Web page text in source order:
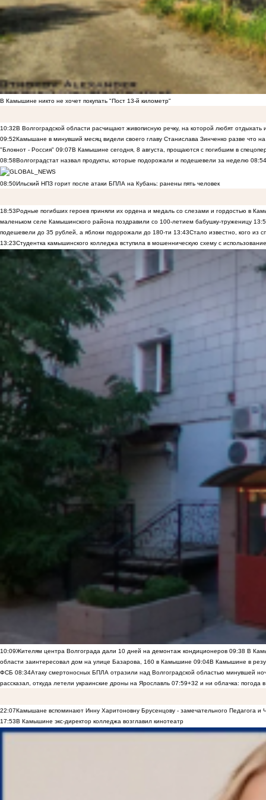
В Камышине никто не хочет покупать "Пост 13-й километр"
10:32В Волгоградской области расчищают живописную речку, на которой любят отдыхать
09:52Камышане в минувший месяц видели своего главу Станислава Зинченко разве что
"Блокнот - Россия" 09:07В Камышине сегодня, 8 августа, прощаются с погибшим в
08:58Волгоградстат назвал продукты, которые подорожали и подешевели за неделю 08:54
08:50Ильский НПЗ горит после атаки БПЛА на Кубань: ранены пять человек
18:53Родные погибших героев приняли их ордена и медаль со слезами и гордостью в
маленьком селе Камышинского района поздравили со 100-летием бабушку-труженицу
подешевели до 35 рублей, а яблоки подорожали до 180-ти 13:43Стало известно, кого из
13:23Студентка камышинского колледжа вступила в мошенническую схему с
10:09Жителям центра Волгограда дали 10 дней на демонтаж кондиционеров 09:38 В
области заинтересовал дом на улице Базарова, 160 в Камышине 09:04В Камышине в
ФСБ 08:34Атаку смертоносных БПЛА отразили над Волгоградской областью минувшей
рассказал, откуда летели украинские дроны на Ярославль 07:59+32 и ни облачка: погода
22:07Камышане вспоминают Инну Харитоновну Брусенцову - замечательного Педагога и
17:53В Камышине экс-директор колледжа возглавил кинотеатр